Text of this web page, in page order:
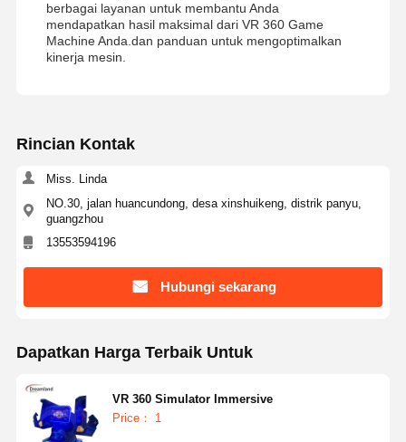
berbagai layanan untuk membantu Anda
mendapatkan hasil maksimal dari VR 360 Game
Machine Anda.dan panduan untuk mengoptimalkan
kinerja mesin.
Rincian Kontak
Miss. Linda
NO.30, jalan huancundong, desa xinshuikeng, distrik panyu,
guangzhou
13553594196
Hubungi sekarang
Dapatkan Harga Terbaik Untuk
VR 360 Simulator Immersive
Price： 1